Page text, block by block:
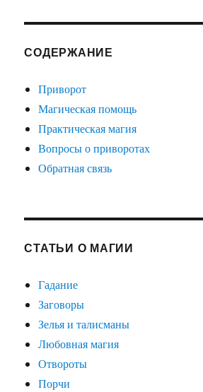
СОДЕРЖАНИЕ
Приворот
Магическая помощь
Практическая магия
Вопросы о приворотах
Обратная связь
СТАТЬИ О МАГИИ
Гадание
Заговоры
Зелья и талисманы
Любовная магия
Отвороты
Порчи